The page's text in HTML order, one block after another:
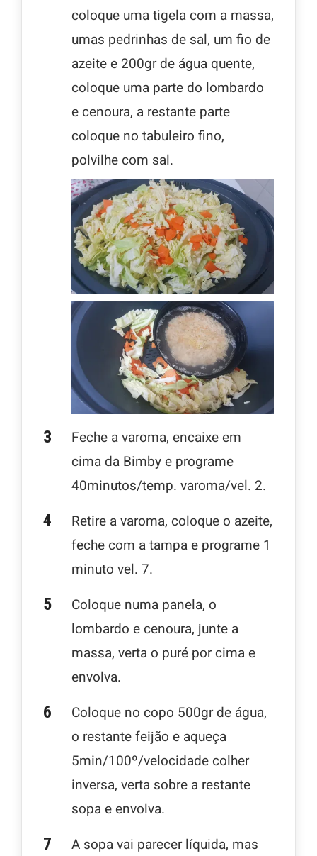
coloque uma tigela com a massa,
umas pedrinhas de sal, um fio de
azeite e 200gr de água quente,
coloque uma parte do lombardo
e cenoura, a restante parte
coloque no tabuleiro fino,
polvilhe com sal.
Feche a varoma, encaixe em
cima da Bimby e programe
40minutos/temp. varoma/vel. 2.
Retire a varoma, coloque o azeite,
feche com a tampa e programe 1
minuto vel. 7.
Coloque numa panela, o
lombardo e cenoura, junte a
massa, verta o puré por cima e
envolva.
Coloque no copo 500gr de água,
o restante feijão e aqueça
5min/100º/velocidade colher
inversa, verta sobre a restante
sopa e envolva.
A sopa vai parecer líquida, mas